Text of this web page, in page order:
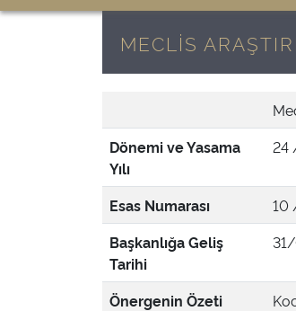
MECLİS
Dönemi ve Yasama
Yılı
24
Esas Numarası
10
Başkanlığa Geliş
Tarihi
Önergenin Özeti